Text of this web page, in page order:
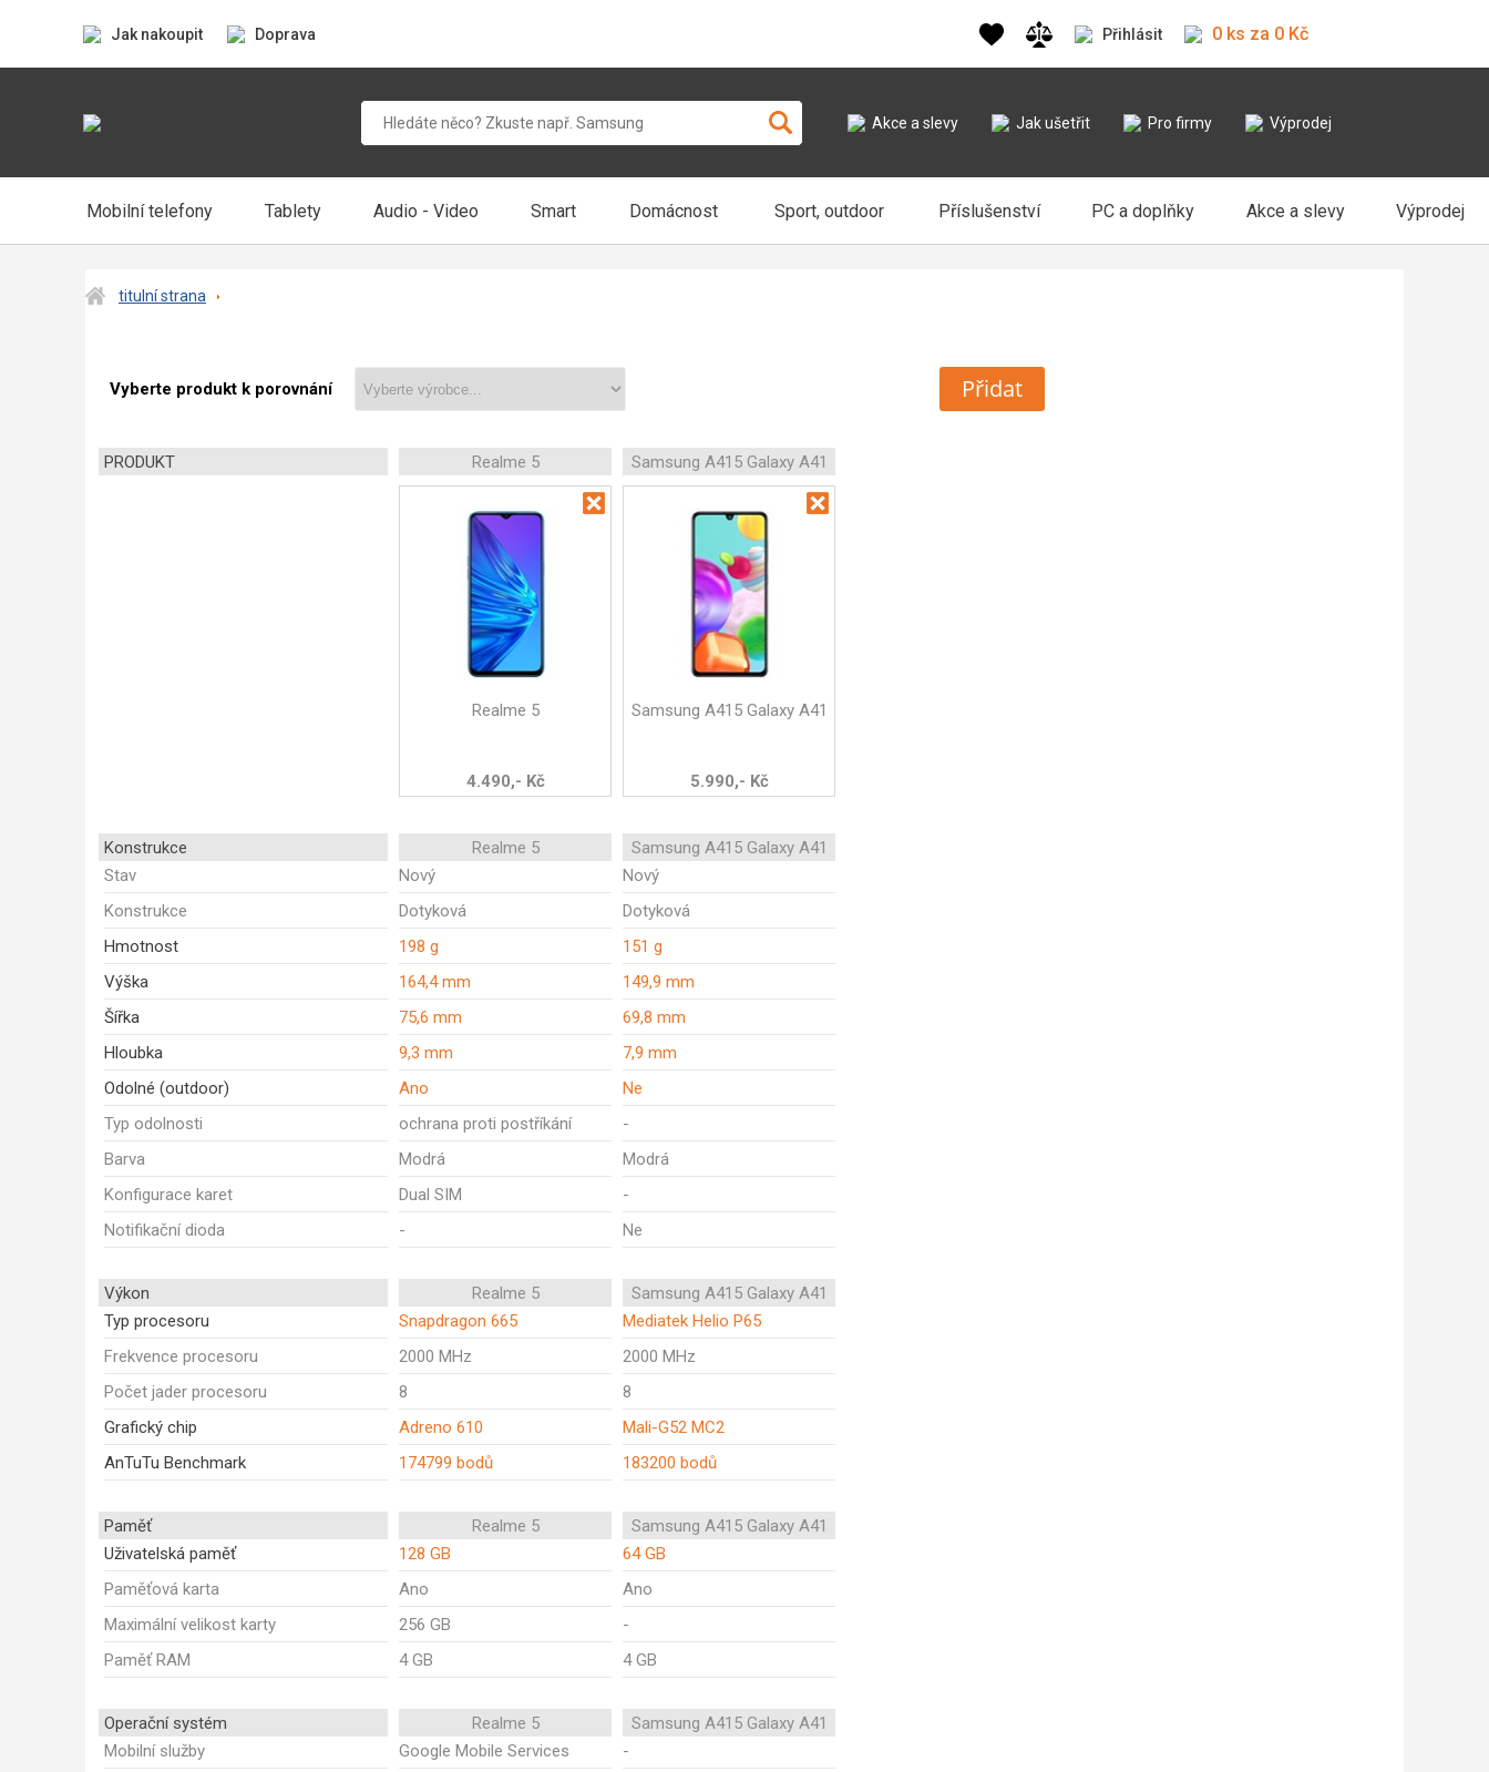
Jak nakoupit Doprava Přihlásit 0 ks za 0 Kč
Akce a slevy Jak ušetřit Pro firmy Výprodej
Mobilní telefony Tablety Audio - Video Smart Domácnost Sport, outdoor Příslušenství PC a doplňky Akce a slevy Výprodej
titulní strana
Vyberte produkt k porovnání Přidat
PRODUKT Realme 5 Samsung A415 Galaxy A41
Realme 5
4.490,- Kč
Samsung A415 Galaxy A41
5.990,- Kč
Konstrukce Realme 5
Samsung A415 Galaxy A41
Stav
Nový
Nový
Konstrukce
Dotyková
Dotyková
Hmotnost
198 g
151 g
Výška
164,4 mm
149,9 mm
Šířka
75,6 mm
69,8 mm
Hloubka
9,3 mm
7,9 mm
Odolné (outdoor)
Ano
Ne
Typ odolnosti
ochrana proti postříkání
-
Barva
Modrá
Modrá
Konfigurace karet
Dual SIM
-
Notifikační dioda
- Ne
Výkon Realme 5
Samsung A415 Galaxy A41
Typ procesoru
Snapdragon 665
Mediatek Helio P65
Frekvence procesoru
2000 MHz
2000 MHz
Počet jader procesoru
8
8
Grafický chip
Adreno 610
Mali-G52 MC2
AnTuTu Benchmark
174799 bodů 183200 bodů
Paměť Realme 5
Samsung A415 Galaxy A41
Uživatelská paměť
128 GB
64 GB
Paměťová karta
Ano
Ano
Maximální velikost karty
256 GB
-
Paměť RAM
4 GB 4 GB
Operační systém Realme 5
Samsung A415 Galaxy A41
Mobilní služby
Google Mobile Services
-